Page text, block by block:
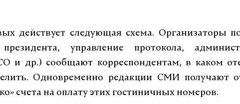
действует следующая схема. Организаторы
президента, управление протокола,
и др.) сообщают корреспондентам, в каком
Одновременно редакции СМИ получают
счета на оплату этих гостиничных номеров.